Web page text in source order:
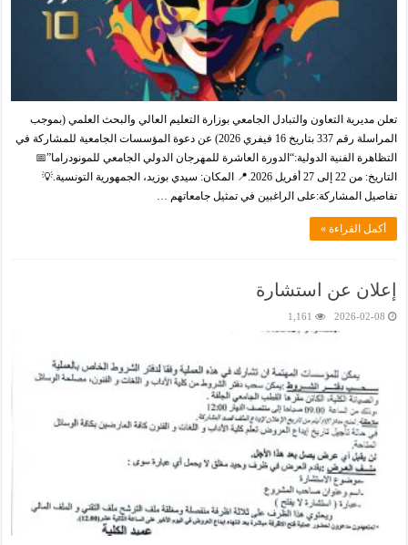
تعلن مديرية التعاون والتبادل الجامعي بوزارة التعليم العالي والبحث العلمي (بموجب
المراسلة رقم 337 بتاريخ 16 فيفري 2026) عن دعوة المؤسسات الجامعية للمشاركة في
التظاهرة الفنية الدولية:“الدورة العاشرة للمهرجان الدولي الجامعي للمونودراما”📅
التاريخ: من 22 إلى 27 أفريل 2026.📍 المكان: سيدي بوزيد، الجمهورية التونسية.💡
تفاصيل المشاركة:على الراغبين في تمثيل جامعاتهم …
أكمل القراءة »
إعلان عن استشارة
2026-02-08
1,161